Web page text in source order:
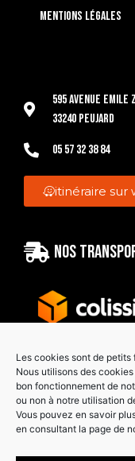
Les cookies sont de
Nous utilisons des
bon fonctionnement de
ou non à notre utilisation
Vous pouvez en savoir
en consultant la page de
Mentions légales
595 Avenue Emile
33240 Peujard
05 57 32 38 84
itinéraire sur
Nos
Paiement